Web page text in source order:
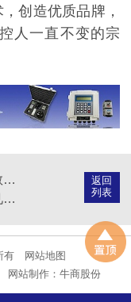
创造优质品牌，
人一直不变的宗
返回
列表
异常便宜的IC卡智能水表你敢买吗？
超强总结！IC卡智能水表常见问题及处理办法！（上）
有
网站地图
网站制作： 牛商股份